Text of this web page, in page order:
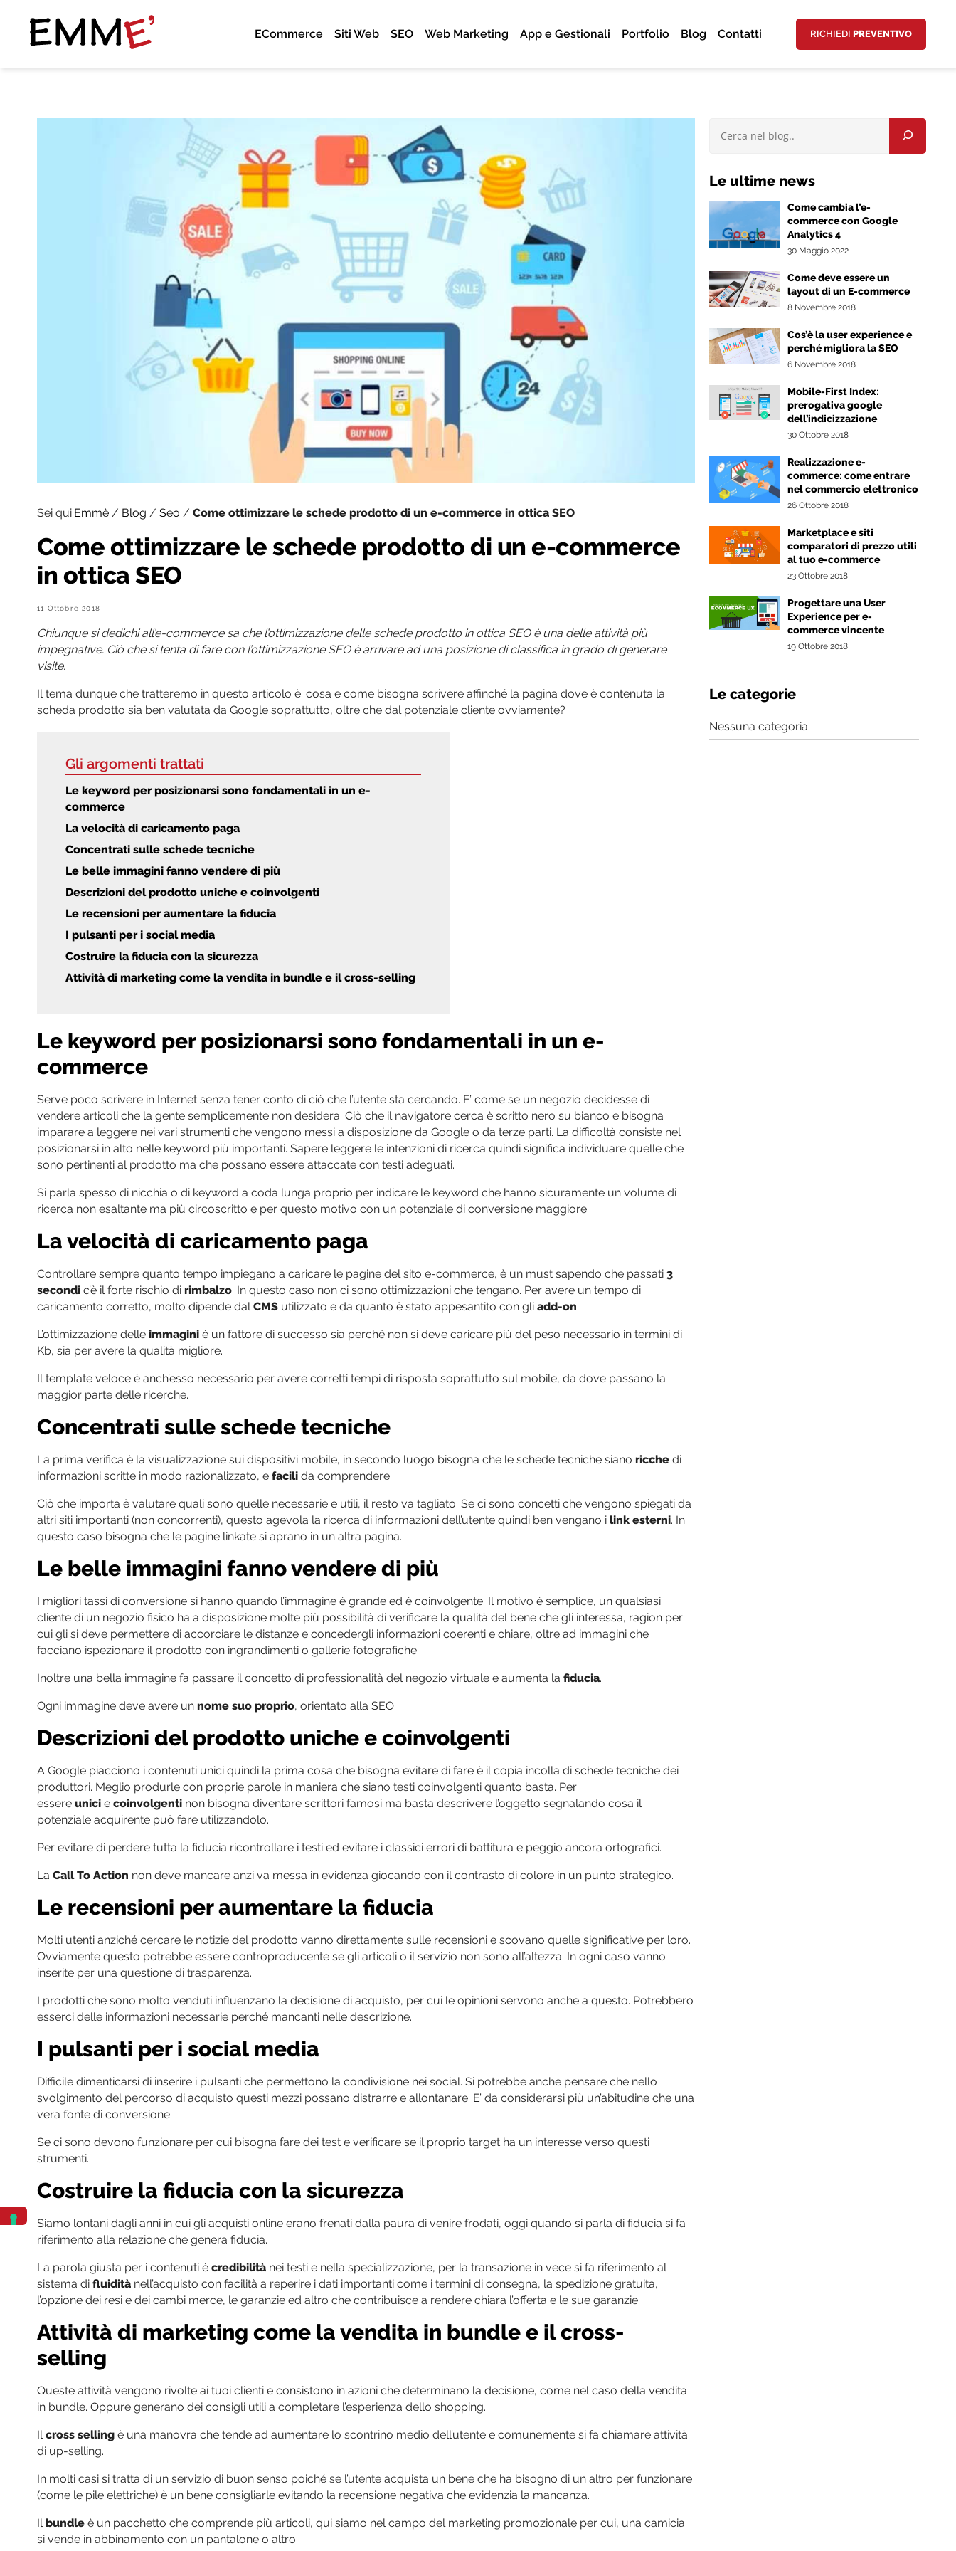
ECommerce Siti Web SEO Web Marketing App e Gestionali Portfolio Blog Contatti RICHIEDI PREVENTIVO
Sei qui:Emmè / Blog / Seo / Come ottimizzare le schede prodotto di un e-commerce in ottica SEO
Come ottimizzare le schede prodotto di un e-commerce
in ottica SEO
11 Ottobre 2018
Chiunque si dedichi all’e-commerce sa che l’ottimizzazione delle schede prodotto in ottica SEO è una delle attività più
impegnative. Ciò che si tenta di fare con l’ottimizzazione SEO è arrivare ad una posizione di classifica in grado di generare
visite.
Il tema dunque che tratteremo in questo articolo è: cosa e come bisogna scrivere affinché la pagina dove è contenuta la
scheda prodotto sia ben valutata da Google soprattutto, oltre che dal potenziale cliente ovviamente?
Gli argomenti trattati
Le keyword per posizionarsi sono fondamentali in un e-
commerce
La velocità di caricamento paga
Concentrati sulle schede tecniche
Le belle immagini fanno vendere di più
Descrizioni del prodotto uniche e coinvolgenti
Le recensioni per aumentare la fiducia
I pulsanti per i social media
Costruire la fiducia con la sicurezza
Attività di marketing come la vendita in bundle e il cross-selling
Le keyword per posizionarsi sono fondamentali in un e-
commerce
Serve poco scrivere in Internet senza tener conto di ciò che l’utente sta cercando. E’ come se un negozio decidesse di
vendere articoli che la gente semplicemente non desidera. Ciò che il navigatore cerca è scritto nero su bianco e bisogna
imparare a leggere nei vari strumenti che vengono messi a disposizione da Google o da terze parti. La difficoltà consiste nel
posizionarsi in alto nelle keyword più importanti. Sapere leggere le intenzioni di ricerca quindi significa individuare quelle che
sono pertinenti al prodotto ma che possano essere attaccate con testi adeguati.
Si parla spesso di nicchia o di keyword a coda lunga proprio per indicare le keyword che hanno sicuramente un volume di
ricerca non esaltante ma più circoscritto e per questo motivo con un potenziale di conversione maggiore.
La velocità di caricamento paga
Controllare sempre quanto tempo impiegano a caricare le pagine del sito e-commerce, è un must sapendo che passati 3
secondi c’è il forte rischio di rimbalzo. In questo caso non ci sono ottimizzazioni che tengano. Per avere un tempo di
caricamento corretto, molto dipende dalCMS utilizzato e da quanto è stato appesantito con gli add-on.
L’ottimizzazione delle immagini è un fattore di successo sia perché non si deve caricare più del peso necessario in termini di
Kb, sia per avere la qualità migliore.
Il template veloce è anch’esso necessario per avere corretti tempi di risposta soprattutto sul mobile, da dove passano la
maggior parte delle ricerche.
Concentrati sulle schede tecniche
La prima verifica è la visualizzazione sui dispositivi mobile, in secondo luogo bisogna che le schede tecniche siano ricche di
informazioni scritte in modo razionalizzato, e facili da comprendere.
Ciò che importa è valutare quali sono quelle necessarie e utili, il resto va tagliato. Se ci sono concetti che vengono spiegati da
altri siti importanti (non concorrenti), questo agevola la ricerca di informazioni dell’utente quindi ben vengano i link esterni. In
questo caso bisogna che le pagine linkate si aprano in un altra pagina.
Le belle immagini fanno vendere di più
I migliori tassi di conversione si hanno quando l’immagine è grande ed è coinvolgente. Il motivo è semplice, un qualsiasi
cliente di un negozio fisico ha a disposizione molte più possibilità di verificare la qualità del bene che gli interessa, ragion per
cui gli si deve permettere di accorciare le distanze e concedergli informazioni coerenti e chiare, oltre ad immagini che
facciano ispezionare il prodotto con ingrandimenti o gallerie fotografiche.
Inoltre una bella immagine fa passare il concetto di professionalità del negozio virtuale e aumenta la fiducia.
Ogni immagine deve avere un nome suo proprio, orientato alla SEO.
Descrizioni del prodotto uniche e coinvolgenti
A Google piacciono i contenuti unici quindi la prima cosa che bisogna evitare di fare è il copia incolla di schede tecniche dei
produttori. Meglio produrle con proprie parole in maniera che siano testi coinvolgenti quanto basta. Per
essere unici e coinvolgenti non bisogna diventare scrittori famosi ma basta descrivere l’oggetto segnalando cosa il
potenziale acquirente può fare utilizzandolo.
Per evitare di perdere tutta la fiducia ricontrollare i testi ed evitare i classici errori di battitura e peggio ancora ortografici.
La Call To Action non deve mancare anzi va messa in evidenza giocando con il contrasto di colore in un punto strategico.
Le recensioni per aumentare la fiducia
Molti utenti anziché cercare le notizie del prodotto vanno direttamente sulle recensioni e scovano quelle significative per loro.
Ovviamente questo potrebbe essere controproducente se gli articoli o il servizio non sono all’altezza. In ogni caso vanno
inserite per una questione di trasparenza.
I prodotti che sono molto venduti influenzano la decisione di acquisto, per cui le opinioni servono anche a questo. Potrebbero
esserci delle informazioni necessarie perché mancanti nelle descrizione.
I pulsanti per i social media
Difficile dimenticarsi di inserire i pulsanti che permettono la condivisione nei social. Si potrebbe anche pensare che nello
svolgimento del percorso di acquisto questi mezzi possano distrarre e allontanare. E’ da considerarsi più un’abitudine che una
vera fonte di conversione.
Se ci sono devono funzionare per cui bisogna fare dei test e verificare se il proprio target ha un interesse verso questi
strumenti.
Costruire la fiducia con la sicurezza
Siamo lontani dagli anni in cui gli acquisti online erano frenati dalla paura di venire frodati, oggi quando si parla di fiducia si fa
riferimento alla relazione che genera fiducia.
La parola giusta per i contenuti è credibilità nei testi e nella specializzazione, per la transazione in vece si fa riferimento al
sistema di fluidità nell’acquisto con facilità a reperire i dati importanti come i termini di consegna, la spedizione gratuita,
l’opzione dei resi e dei cambi merce, le garanzie ed altro che contribuisce a rendere chiara l’offerta e le sue garanzie.
Attività di marketing come la vendita in bundle e il cross-
selling
Queste attività vengono rivolte ai tuoi clienti e consistono in azioni che determinano la decisione, come nel caso della vendita
in bundle. Oppure generano dei consigli utili a completare l’esperienza dello shopping.
Ilcross selling è una manovra che tende ad aumentare lo scontrino medio dell’utente e comunemente si fa chiamare attività
di up-selling.
In molti casi si tratta di un servizio di buon senso poiché se l’utente acquista un bene che ha bisogno di un altro per funzionare
(come le pile elettriche) è un bene consigliarle evitando la recensione negativa che evidenzia la mancanza.
Il bundle è un pacchetto che comprende più articoli, qui siamo nel campo del marketing promozionale per cui, una camicia
si vende in abbinamento con un pantalone o altro.
Le ultime news
Come cambia l’e-
commerce con Google
Analytics 4
30 Maggio 2022
Come deve essere un
layout di un E-commerce
8 Novembre 2018
Cos’è la user experience e
perché migliora la SEO
6 Novembre 2018
Mobile-First Index:
prerogativa google
dell’indicizzazione
30 Ottobre 2018
Realizzazione e-
commerce: come entrare
nel commercio elettronico
26 Ottobre 2018
Marketplace e siti
comparatori di prezzo utili
al tuo e-commerce
23 Ottobre 2018
Progettare una User
Experience per e-
commerce vincente
19 Ottobre 2018
Le categorie
Nessuna categoria